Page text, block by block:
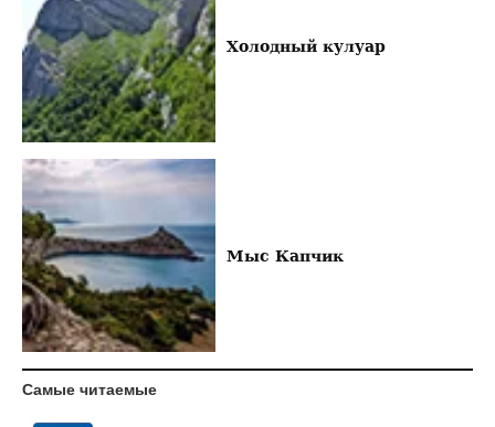
Холодный кулуар
Мыс Капчик
Самые читаемые